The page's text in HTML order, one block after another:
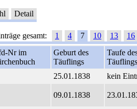
Detail
gesamt: 1 4 7 10 13
16
Nr im
Geburt des
Täuflings
Taufe
Täuflings
25.01.1838 kein
09.01.1838